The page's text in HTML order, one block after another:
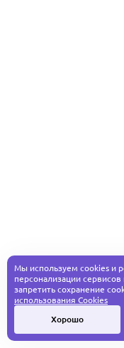
Мы используем cookies и
персонализации
запретить сохранение
использования Cookies
Хорошо